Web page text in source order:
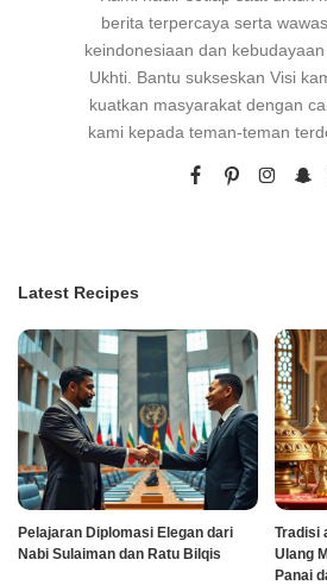
berita terpercaya serta
keindonesiaan dan
Ukhti. Bantu sukseskan Visi
kuatkan masyarakat dengan
kami kepada teman-teman
Latest Recipes
Pelajaran Diplomasi Elegan dari
Nabi Sulaiman dan Ratu Bilqis
Tradisi
Ulang
Panai